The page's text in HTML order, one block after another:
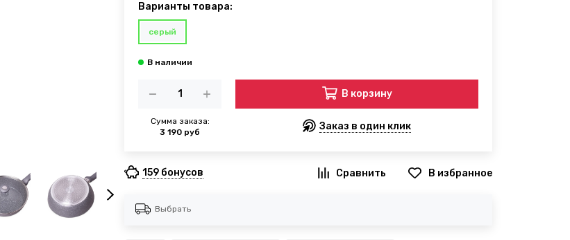
Варианты товара:
серый
Сумма заказа:
3 190 руб
В корзину
Заказ в один клик
159 бонусов В избранное
Выбрать